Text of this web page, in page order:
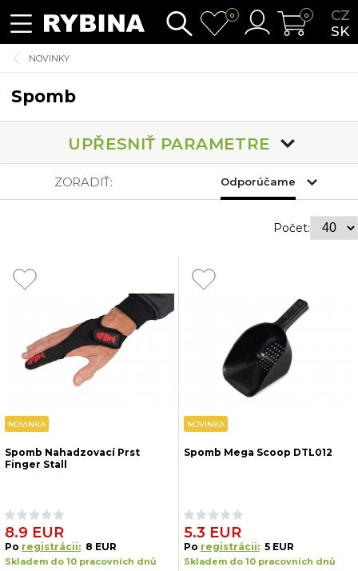
CZ
SK
0 0
NOVINKY
Spomb
UPŘESNIŤ PARAMETRE
ZORADIŤ: Odporúčame
Počet:
NOVINKA
Spomb Nahadzovací Prst
Finger Stall
8.9 EUR
Po registrácii: 8 EUR
Skladem do 10 pracovních dnů
NOVINKA
Spomb Mega Scoop DTL012
5.3 EUR
Po registrácii: 5 EUR
Skladem do 10 pracovních dnů